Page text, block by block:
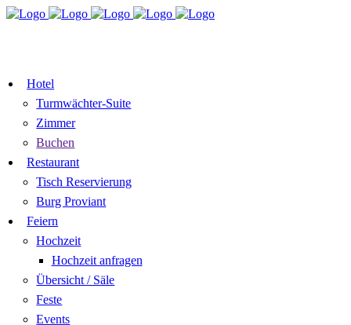
Hotel
Turmwächter-Suite
Zimmer
Buchen
Restaurant
Tisch Reservierung
Burg Proviant
Feiern
Hochzeit
Hochzeit anfragen
Übersicht / Säle
Feste
Events